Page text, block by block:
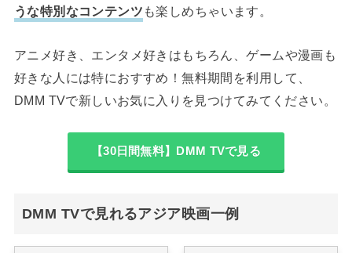
うな特別なコンテンツ も楽しめちゃいます。
アニメ好き、エンタメ好きはもちろん、ゲームや漫画も
好きな人には特におすすめ！無料期間を利用して、
DMM TVで新しいお気に入りを見つけてみてください。
【30日間無料】DMM TVで見る
DMM TVで見れるアジア映画一例